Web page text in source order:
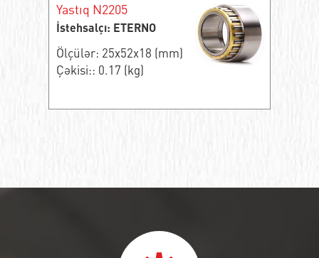
Yastıq N2205
İstehsalçı: ETERNO
Ölçülər: 25x52x18 (mm)
Çəkisi:: 0.17 (kg)